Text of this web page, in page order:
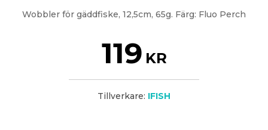
Wobbler för gäddfiske, 12,5cm, 65g. Färg: Fluo Perch
119 KR
Tillverkare: IFISH